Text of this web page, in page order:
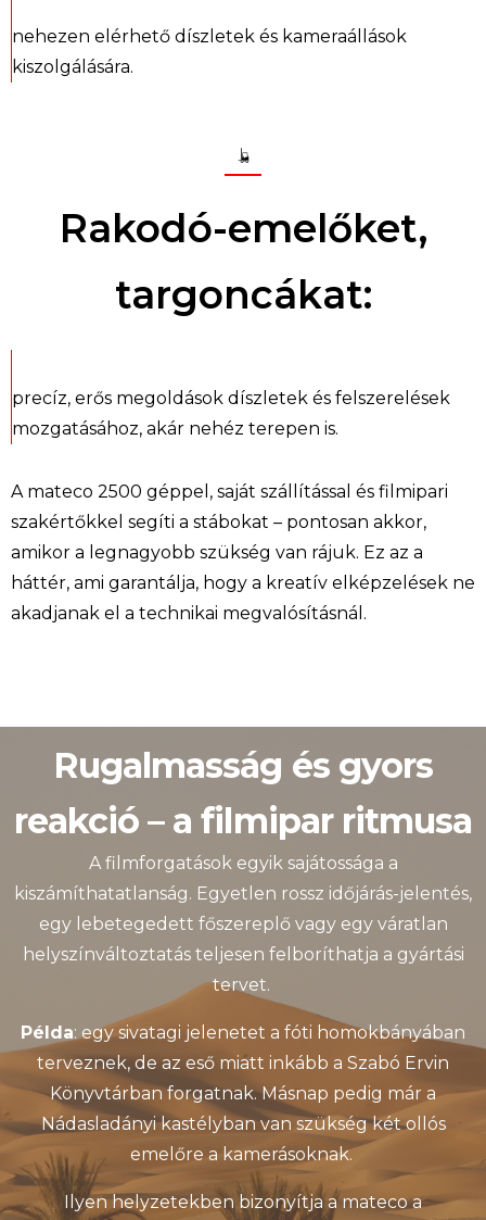
nehezen elérhető díszletek és kameraállások
kiszolgálására.
Rakodó-emelőket,
targoncákat:
precíz, erős megoldások díszletek és felszerelések
mozgatásához, akár nehéz terepen is.
A mateco 2500 géppel , saját szállítással és filmipari
szakértőkkel segíti a stábokat – pontosan akkor,
amikor a legnagyobb szükség van rájuk. Ez az a
háttér, ami garantálja, hogy a kreatív elképzelések ne
akadjanak el a technikai megvalósításnál.
Rugalmasság és gyors
reakció – a filmipar ritmusa
A filmforgatások egyik sajátossága a
kiszámíthatatlanság. Egyetlen rossz időjárás-jelentés,
egy lebetegedett főszereplő vagy egy váratlan
helyszínváltoztatás teljesen felboríthatja a gyártási
tervet.
Példa: egy sivatagi jelenetet a fóti homokbányában
terveznek, de az eső miatt inkább a Szabó Ervin
Könyvtárban forgatnak. Másnap pedig már a
Nádasladányi kastélyban van szükség két ollós
emelőre a kamerásoknak.
Ilyen helyzetekben bizonyítja a mateco a